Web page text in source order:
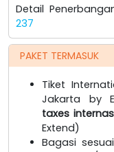
Detail
237
PAKET TERMASUK
Tiket
Jakarta by
taxes
Extend)
Bagasi